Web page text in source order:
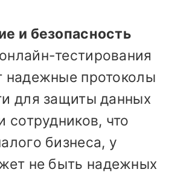
и безопасность
тестирования
надежные протоколы
для защиты данных
сотрудников, что
бизнеса, у
не быть надежных